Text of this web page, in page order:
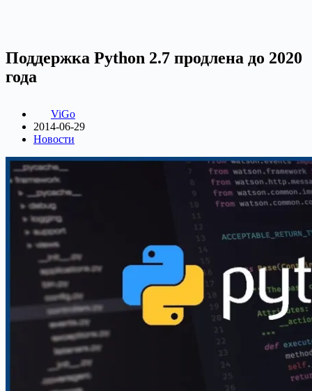
Поддержка Python 2.7 продлена до 2020
года
ViGo
2014-06-29
Новости